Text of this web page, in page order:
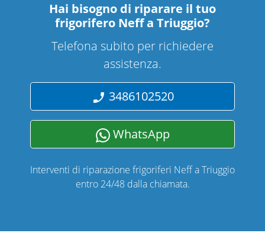
Hai bisogno di riparare il tuo
frigorifero Neff a Triuggio?
Telefona subito per richiedere
assistenza.
3486102520
WhatsApp
Interventi di riparazione frigoriferi Neff a Triuggio
entro 24/48 dalla chiamata.